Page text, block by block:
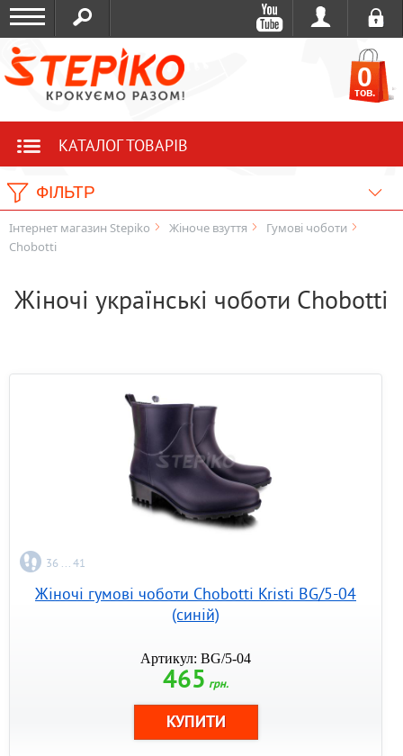
0
тов.
КАТАЛОГ ТОВАРІВ
ФІЛЬТР
Інтернет магазин Stepiko Жіноче взуття
Гумові чоботи
Chobotti
Жіночі українські чоботи Chobotti
36 ... 41
Жіночі гумові чоботи Chobotti Kristi BG/5-04
(синій)
Артикул: BG/5-04
465 грн.